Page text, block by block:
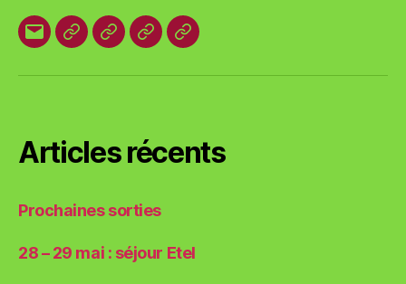
E-
Organisation
Animations
VestesBrevets
Articles récents
Prochaines sorties
28 – 29 mai : séjour Etel